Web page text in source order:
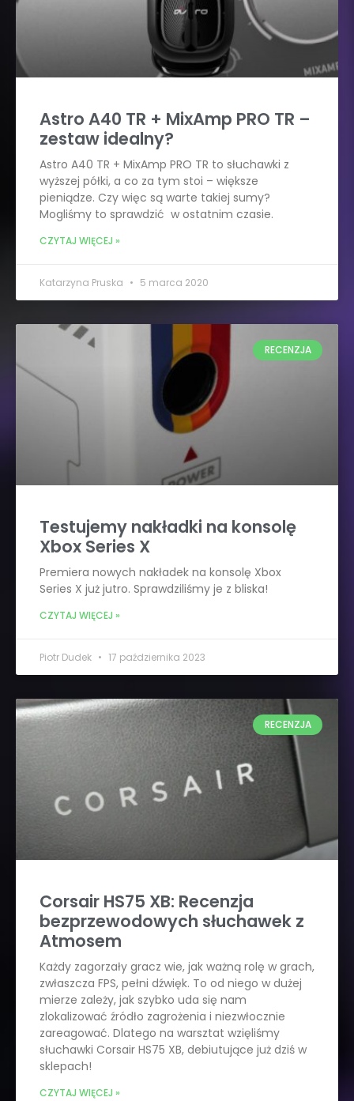
Astro A40 TR + MixAmp PRO TR –
zestaw idealny?
Astro A40 TR + MixAmp PRO TR to słuchawki z
wyższej półki, a co za tym stoi – większe
pieniądze. Czy więc są warte takiej sumy?
Mogliśmy to sprawdzić w ostatnim czasie.
CZYTAJ WIĘCEJ »
Katarzyna Pruska 5 marca 2020
RECENZJA
Testujemy nakładki na konsolę
Xbox Series X
Premiera nowych nakładek na konsolę Xbox
Series X już jutro. Sprawdziliśmy je z bliska!
CZYTAJ WIĘCEJ »
Piotr Dudek 17 października 2023
RECENZJA
Corsair HS75 XB: Recenzja
bezprzewodowych słuchawek z
Atmosem
Każdy zagorzały gracz wie, jak ważną rolę w grach,
zwłaszcza FPS, pełni dźwięk. To od niego w dużej
mierze zależy, jak szybko uda się nam
zlokalizować źródło zagrożenia i niezwłocznie
zareagować. Dlatego na warsztat wzięliśmy
słuchawki Corsair HS75 XB, debiutujące już dziś w
sklepach!
CZYTAJ WIĘCEJ »